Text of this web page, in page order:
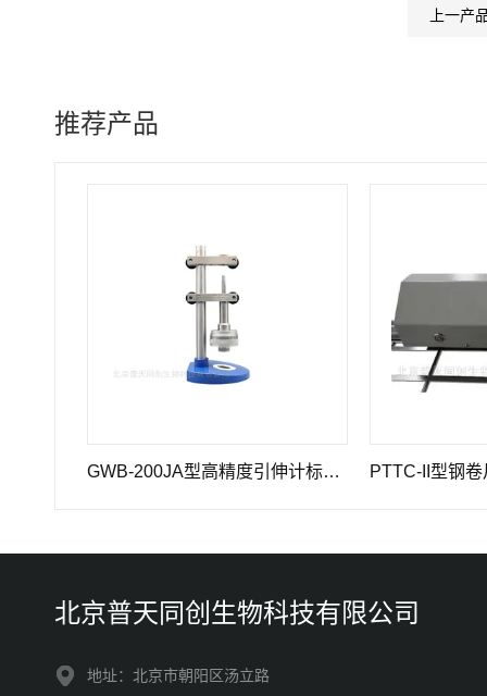
上一产
推荐产品
GWB-200JA型高精度引伸计标定仪长度计量器具
北京普天同创生物科技有限公司
地址：北京市朝阳区汤立路